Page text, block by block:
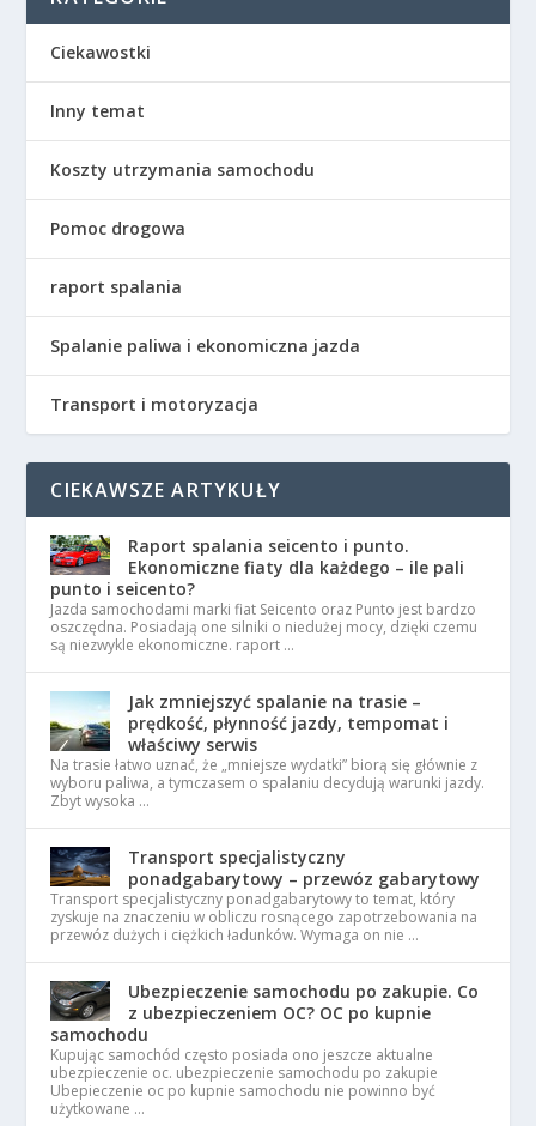
Ciekawostki
Inny temat
Koszty utrzymania samochodu
Pomoc drogowa
raport spalania
Spalanie paliwa i ekonomiczna jazda
Transport i motoryzacja
CIEKAWSZE ARTYKUŁY
Raport spalania seicento i punto.
Ekonomiczne fiaty dla każdego – ile pali
punto i seicento?
Jazda samochodami marki fiat Seicento oraz Punto jest bardzo
oszczędna. Posiadają one silniki o niedużej mocy, dzięki czemu
są niezwykle ekonomiczne. raport …
Jak zmniejszyć spalanie na trasie –
prędkość, płynność jazdy, tempomat i
właściwy serwis
Na trasie łatwo uznać, że „mniejsze wydatki” biorą się głównie z
wyboru paliwa, a tymczasem o spalaniu decydują warunki jazdy.
Zbyt wysoka …
Transport specjalistyczny
ponadgabarytowy – przewóz gabarytowy
Transport specjalistyczny ponadgabarytowy to temat, który
zyskuje na znaczeniu w obliczu rosnącego zapotrzebowania na
przewóz dużych i ciężkich ładunków. Wymaga on nie …
Ubezpieczenie samochodu po zakupie. Co
z ubezpieczeniem OC? OC po kupnie
samochodu
Kupując samochód często posiada ono jeszcze aktualne
ubezpieczenie oc. ubezpieczenie samochodu po zakupie
Ubepieczenie oc po kupnie samochodu nie powinno być
użytkowane …